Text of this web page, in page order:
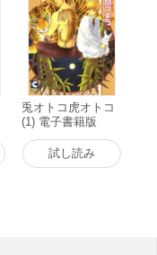
兎オトコ虎オトコ
(1) 電子書籍版
試し読み